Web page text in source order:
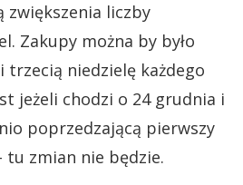
zwiększenia liczby
Zakupy można by było
trzecią niedzielę każdego
jeżeli chodzi o 24 grudnia i
poprzedzającą pierwszy
tu zmian nie będzie.